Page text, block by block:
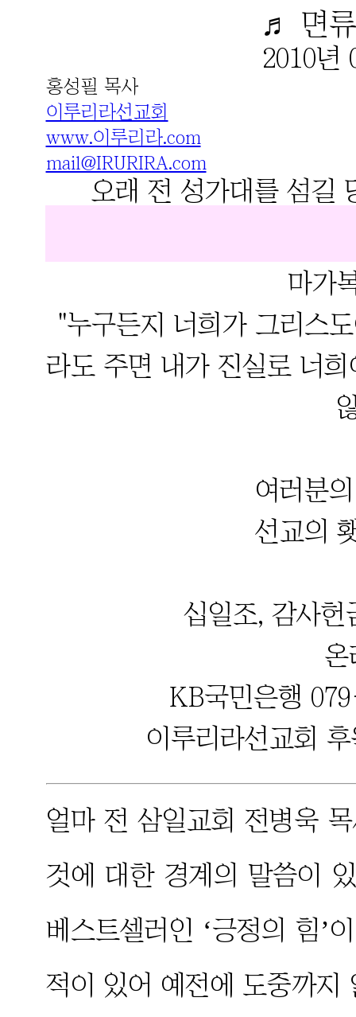
♬ 면
2010년
홍성필 목사
이루리라선교회
www.이루리라.com
mail@IRURIRA.com
오래 전 성가대를 섬길
마가
"누구든지 너희가 그리스
라도 주면 내가 진실로 너
여러분
선교의
십일조, 감사헌
온
KB국민은행
이루리라선교회
얼마 전 삼일교회 전병욱
것에 대한 경계의 말씀이
베스트셀러인 ‘긍정의 힘’
적이 있어 예전에 도중까지